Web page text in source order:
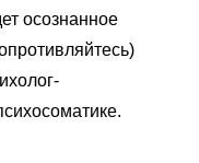
осознанное